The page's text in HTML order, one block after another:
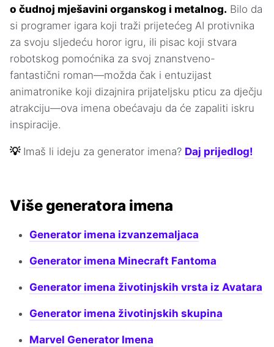
o čudnoj mješavini organskog i metalnog. Bilo da
si programer igara koji traži prijetećeg AI protivnika
za svoju sljedeću horor igru, ili pisac koji stvara
robotskog pomoćnika za svoj znanstveno-
fantastični roman—možda čak i entuzijast
animatronike koji dizajnira prijateljsku pticu za dječju
atrakciju—ova imena obećavaju da će zapaliti iskru
inspiracije.
💡 Imaš li ideju za generator imena? Daj prijedlog!
Više generatora imena
Generator imena izvanzemaljaca
Generator imena Minecraft Fantoma
Generator imena životinjskih vrsta iz Avatara
Generator imena životinjskih skupina
Marvel Generator Imena